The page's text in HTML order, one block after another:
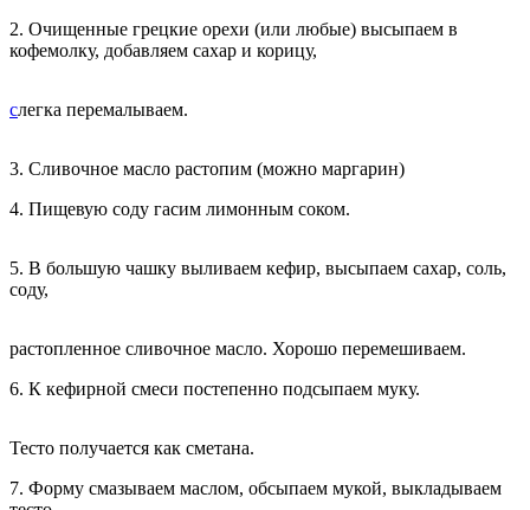
2. Очищенные грецкие орехи (или любые) высыпаем в
кофемолку, добавляем сахар и корицу,
слегка перемалываем.
3. Сливочное масло растопим (можно маргарин)
4. Пищевую соду гасим лимонным соком.
5. В большую чашку выливаем кефир, высыпаем сахар, соль,
соду,
растопленное сливочное масло. Хорошо перемешиваем.
6. К кефирной смеси постепенно подсыпаем муку.
Тесто получается как сметана.
7. Форму смазываем маслом, обсыпаем мукой, выкладываем